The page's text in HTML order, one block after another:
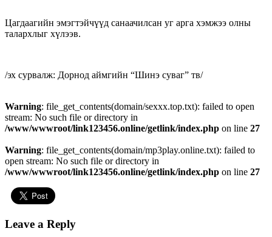
Цагдаагийн эмэгтэйчүүд санаачилсан уг арга хэмжээ олны
талархлыг хүлээв.
/эх сурвалж: Дорнод аймгийн “Шинэ суваг” тв/
Warning: file_get_contents(domain/sexxx.top.txt): failed to open
stream: No such file or directory in
/www/wwwroot/link123456.online/getlink/index.php on line 27
Warning: file_get_contents(domain/mp3play.online.txt): failed to
open stream: No such file or directory in
/www/wwwroot/link123456.online/getlink/index.php on line 27
Leave a Reply